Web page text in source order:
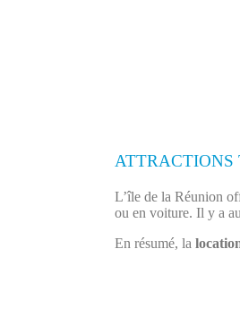
ATTRACTIONS
L’île de la Réunion
ou en voiture. Il y a
En résumé, la